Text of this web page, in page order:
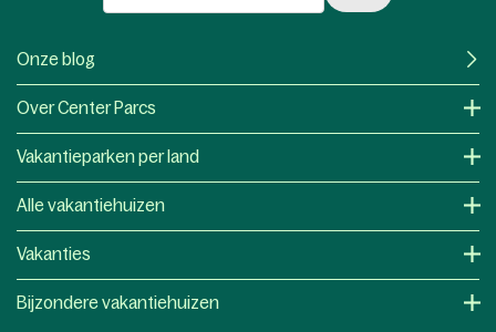
Onze blog
Over Center Parcs
Vakantieparken per land
Alle vakantiehuizen
Vakanties
Bijzondere vakantiehuizen